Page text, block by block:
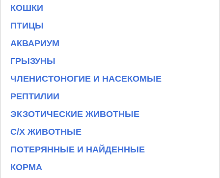
КОШКИ
ПТИЦЫ
АКВАРИУМ
ГРЫЗУНЫ
ЧЛЕНИСТОНОГИЕ И НАСЕКОМЫЕ
РЕПТИЛИИ
ЭКЗОТИЧЕСКИЕ ЖИВОТНЫЕ
С/Х ЖИВОТНЫЕ
ПОТЕРЯННЫЕ И НАЙДЕННЫЕ
КОРМА